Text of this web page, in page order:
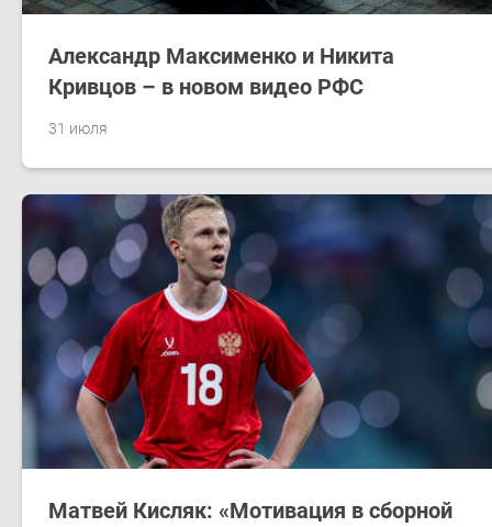
31 июля
Александр Максименко и Никита
Кривцов – в новом видео РФС
Матвей Кисляк: «Мотивация в сборной